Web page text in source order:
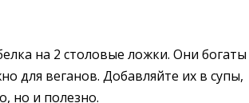
на 2 столовые ложки. Они богаты
для веганов. Добавляйте их в супы,
но и полезно.